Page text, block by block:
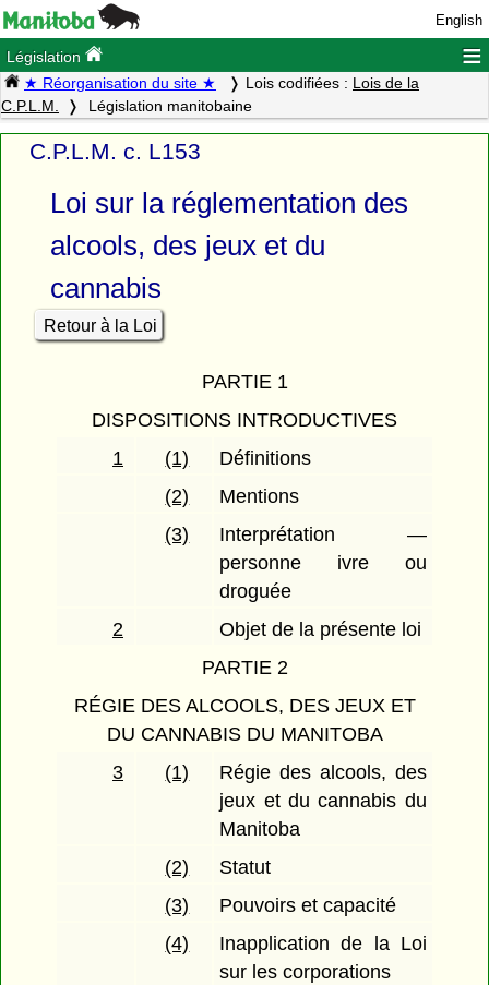
English
Législation ≡
★ Réorganisation du site ★ Lois codifiées : Lois de la
C.P.L.M.
Législation manitobaine
C.P.L.M. c. L153
Loi sur la réglementation des
alcools, des jeux et du
cannabis
Retour à la Loi
PARTIE 1
DISPOSITIONS INTRODUCTIVES
1
(1)
Définitions
(2)
Mentions
(3)
Interprétation —
personne ivre ou
droguée
2
Objet de la présente loi
PARTIE 2
RÉGIE DES ALCOOLS, DES JEUX ET
DU CANNABIS DU MANITOBA
3
(1)
Régie des alcools, des
jeux et du cannabis du
Manitoba
(2)
Statut
(3)
Pouvoirs et capacité
(4)
Inapplication de la Loi
sur les corporations